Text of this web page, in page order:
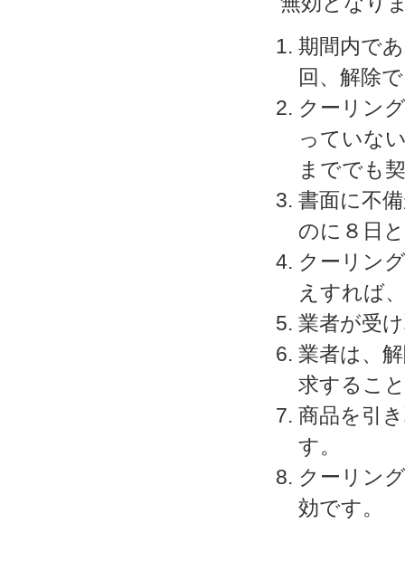
期間内で
回、解除
クーリン
っていな
まででも
書面に不
のに８日
クーリン
えすれば
業者が受
業者は、
求するこ
商品を引
す。
クーリン
効です。